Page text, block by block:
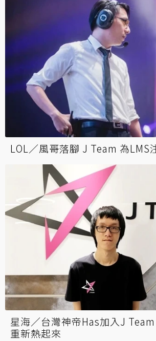
LOL／風哥落腳 J Team 為LMS
星海／台灣神帝Has加入J
重新熱起來